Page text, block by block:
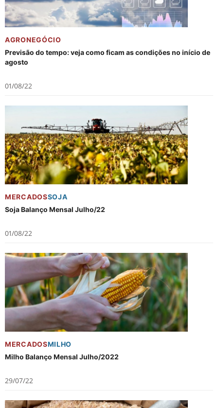
AGRONEGÓCIO
Previsão do tempo: veja como ficam as condições no início de
agosto
01/08/22
MERCADOSSOJA
Soja Balanço Mensal Julho/22
01/08/22
MERCADOSMILHO
Milho Balanço Mensal Julho/2022
29/07/22